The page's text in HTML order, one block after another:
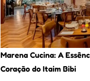
Marena Cucina: A
Coração do Itaim Bibi